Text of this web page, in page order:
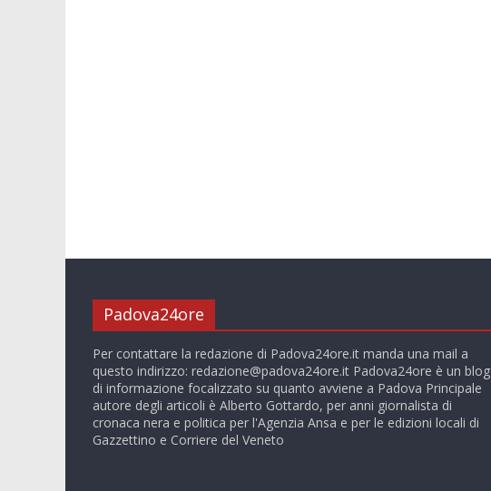
Padova24ore
Per contattare la redazione di Padova24ore.it manda una mail a
questo indirizzo: redazione@padova24ore.it Padova24ore è un blog
di informazione focalizzato su quanto avviene a Padova Principale
autore degli articoli è Alberto Gottardo, per anni giornalista di
cronaca nera e politica per l'Agenzia Ansa e per le edizioni locali di
Gazzettino e Corriere del Veneto